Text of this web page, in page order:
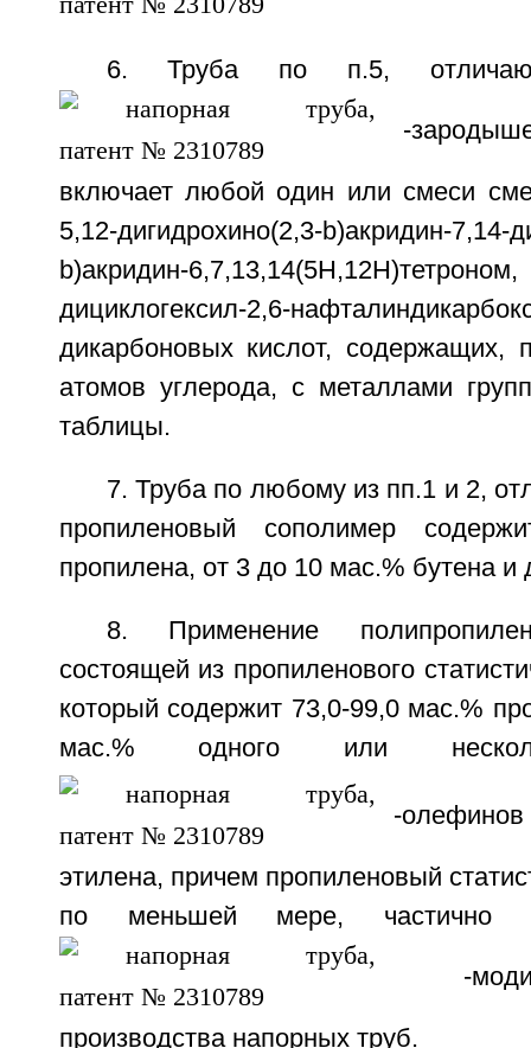
6. Труба по п.5,
-
включает любой один или смеси
5,12-дигидрохино(2,3-b)акридин-
b)акридин-
дициклогексил-2,6-
дикарбоновых кислот,
атомов углерода, с металлами
таблицы.
7. Труба по любому из пп.1 и 2,
пропиленовый сополимер
пропилена, от 3 до 10 мас.% бутена и
8. Применение
состоящей из пропиленового
который содержит 73,0-99,0 мас.%
мас.% одного или
-
этилена, причем пропиленовый
по меньшей мере, частично
-
производства напорных труб.